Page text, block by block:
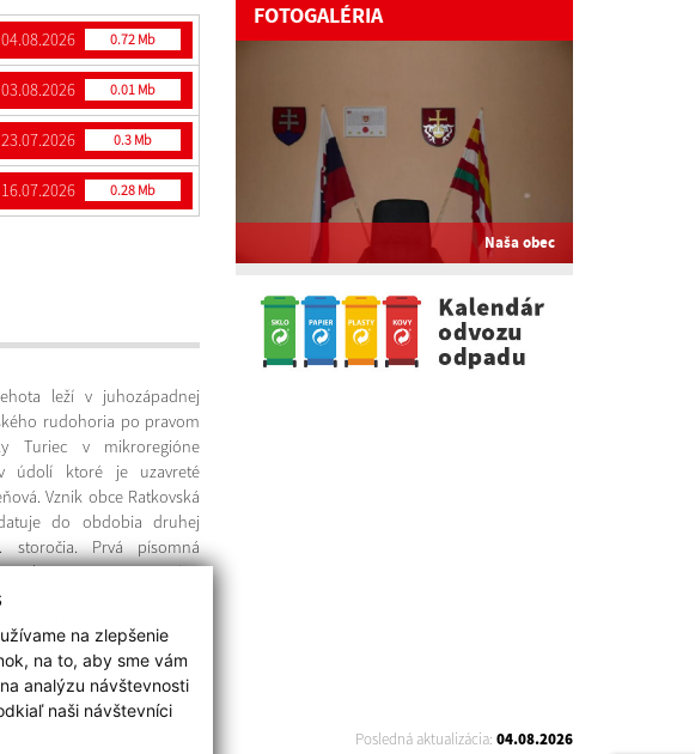
na zlepšenie
na to, aby sme vám
analýzu návštevnosti
naši návštevníci
04.08.2026 0.72 Mb
03.08.2026 0.01 Mb
23.07.2026 0.3 Mb
16.07.2026 0.28 Mb
leží v juhozápadnej
rudohoria po pravom
Turiec v mikroregióne
v údolí ktoré je uzavreté
Vznik obce Ratkovská
do obdobia druhej
storočia. Prvá písomná
roku 1413 pomenúva
Zazlehotha, a bola
Deréncsényiovcom.
FOTOGALÉRIA
Naša obec
Posledná aktualizácia: 04.08.2026